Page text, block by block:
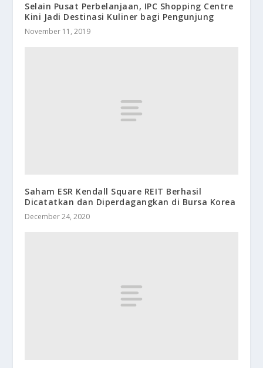
Selain Pusat Perbelanjaan, IPC Shopping Centre
Kini Jadi Destinasi Kuliner bagi Pengunjung
November 11, 2019
Saham ESR Kendall Square REIT Berhasil
Dicatatkan dan Diperdagangkan di Bursa Korea
December 24, 2020